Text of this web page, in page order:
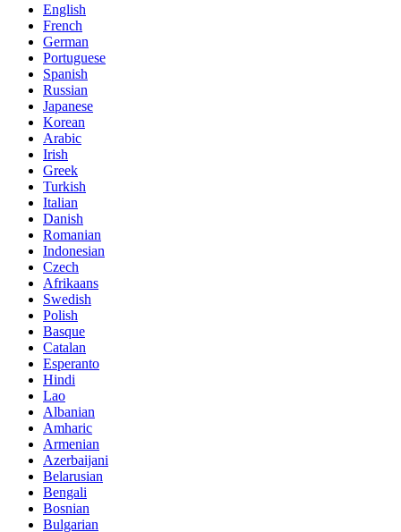
English
French
German
Portuguese
Spanish
Russian
Japanese
Korean
Arabic
Irish
Greek
Turkish
Italian
Danish
Romanian
Indonesian
Czech
Afrikaans
Swedish
Polish
Basque
Catalan
Esperanto
Hindi
Lao
Albanian
Amharic
Armenian
Azerbaijani
Belarusian
Bengali
Bosnian
Bulgarian